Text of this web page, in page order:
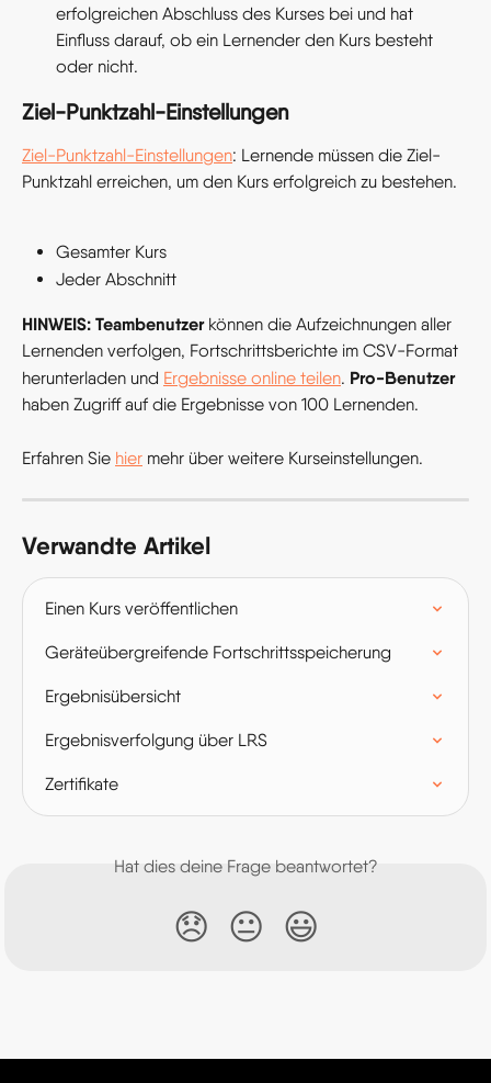
erfolgreichen Abschluss des Kurses bei und hat
Einfluss darauf, ob ein Lernender den Kurs besteht
oder nicht.
Ziel-Punktzahl-Einstellungen
Ziel-Punktzahl-Einstellungen: Lernende müssen die Ziel-
Punktzahl erreichen, um den Kurs erfolgreich zu bestehen.
Gesamter Kurs
Jeder Abschnitt
HINWEIS: Teambenutzer können die Aufzeichnungen aller
Lernenden verfolgen, Fortschrittsberichte im CSV-Format
herunterladen und Ergebnisse online teilen. Pro-Benutzer
haben Zugriff auf die Ergebnisse von 100 Lernenden.
Erfahren Sie hier mehr über weitere Kurseinstellungen.
Verwandte Artikel
Einen Kurs veröffentlichen
Geräteübergreifende Fortschrittsspeicherung
Ergebnisübersicht
Ergebnisverfolgung über LRS
Zertifikate
Hat dies deine Frage beantwortet?
😞 😐 😃